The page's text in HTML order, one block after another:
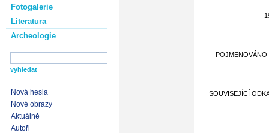
Fotogalerie
Literatura
Archeologie
Nová hesla
Nové obrazy
Aktuálně
Autoři
POJMENOVÁNO
SOUVISEJÍCÍ